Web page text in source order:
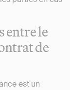
entre le
de
est un